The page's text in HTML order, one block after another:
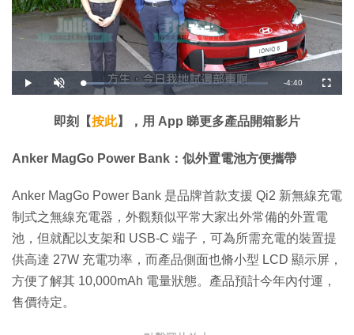
播
放
開
啟
載
入
:
1
%
剩
時
間
-4:40
全
螢
即刻【按此】，用 App 睇更多產品開箱影片
Anker MagGo Power Bank：似外置電池方便攜帶
Anker MagGo Power Bank 是品牌首款支援 Qi2 新無線充電
制式之無線充電器，外觀類似平常大家出外常備的外置電
池，但就配以支架和 USB-C 端子，可為所需充電的裝置提
供高達 27W 充電功率，而產品側面也脩小型 LCD 顯示屏，
方便了解其 10,000mAh 電量狀態。產品預計今年內付運，
售價待定。